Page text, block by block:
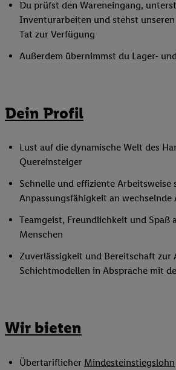
Du prüfst den Wareneingang,
Inventurarbeiten und stehst
Tat zur Verfügung
Außerdem übernimmst du Lager-
Dein Profil
Lust auf die dynamische Welt des
Quereinsteiger
Schnelle und effiziente Arbeitsweise
Anpassungsfähigkeit an wechselnde
Teamgeist, Freundlichkeit und Spaß
Menschen
Zuverlässigkeit und Bereitschaft zur
Schichtmodellen in Absprache mit
Wir bieten
Übertariflicher Mindesteinstiegslohn